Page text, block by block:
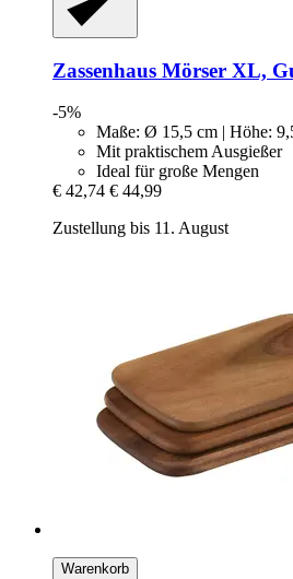
Zassenhaus Mörser XL,
-5%
Maße: Ø 15,5 cm | Höhe:
Mit praktischem Ausgießer
Ideal für große Mengen
€ 42,74 € 44,99
Zustellung bis 11. August
Warenkorb